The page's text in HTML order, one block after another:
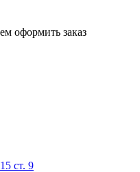
оформить заказ
ст. 9